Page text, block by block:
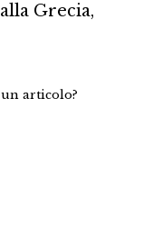
Grecia,
articolo?